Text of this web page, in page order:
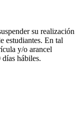
su realización
estudiantes. En tal
y/o arancel
hábiles.